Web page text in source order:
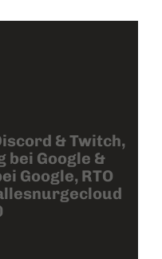
& Twitch,
bei Google &
Google, RTO